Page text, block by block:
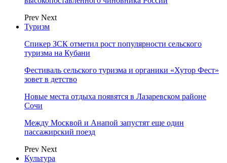
Prev Next
Туризм
Спикер ЗСК отметил рост популярности сельского
туризма на Кубани
Фестиваль сельского туризма и органики «Хутор Фест»
зовет в детство
Новые места отдыха появятся в Лазаревском районе
Сочи
Между Москвой и Анапой запустят еще один
пассажирский поезд
Prev Next
Культура